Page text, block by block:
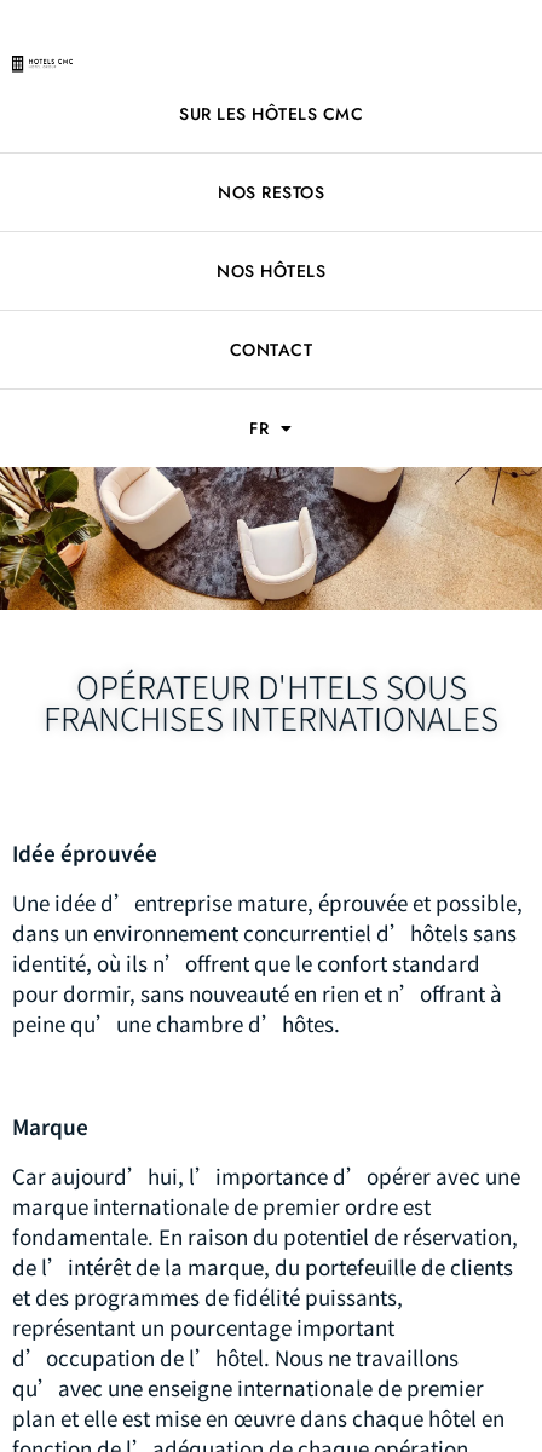
SUR LES HÔTELS CMC
NOS RESTOS
NOS HÔTELS
CONTACT
FR
OPÉRATEUR D'HTELS SOUS
FRANCHISES INTERNATIONALES
Idée éprouvée
Une idée d’entreprise mature, éprouvée et possible,
dans un environnement concurrentiel d’hôtels sans
identité, où ils n’offrent que le confort standard
pour dormir, sans nouveauté en rien et n’offrant à
peine qu’une chambre d’hôtes.
Marque
Car aujourd’hui, l’importance d’opérer avec une
marque internationale de premier ordre est
fondamentale. En raison du potentiel de réservation,
de l’intérêt de la marque, du portefeuille de clients
et des programmes de fidélité puissants,
représentant un pourcentage important
d’occupation de l’hôtel. Nous ne travaillons
qu’avec une enseigne internationale de premier
plan et elle est mise en œuvre dans chaque hôtel en